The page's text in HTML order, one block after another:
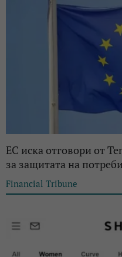
ЕС иска отговори от
за защитата на
Financial Tribune